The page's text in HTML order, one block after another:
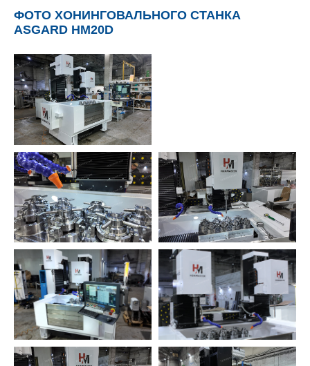
ФОТО ХОНИНГОВАЛЬНОГО СТАНКА
ASGARD HM20D